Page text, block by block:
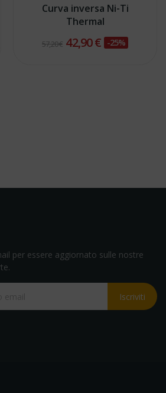
Curva inversa Ni-Ti
Thermal
57,20 € 42,90 € -25%
per essere aggiornato sulle nostre
Iscriviti